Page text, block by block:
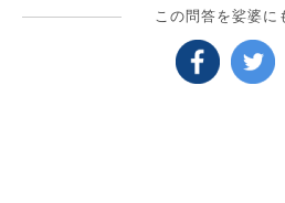
この問答を娑婆に